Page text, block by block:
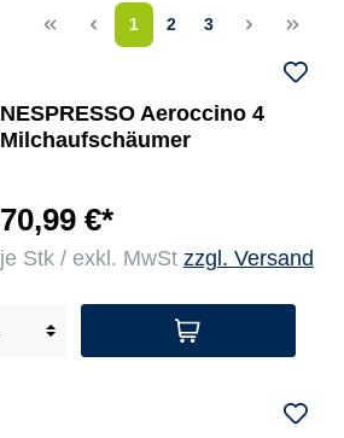
<< < 1 2 3 > >>
NESPRESSO Aeroccino 4
Milchaufschäumer
70,99 €*
je Stk / exkl. MwSt zzgl. Versand